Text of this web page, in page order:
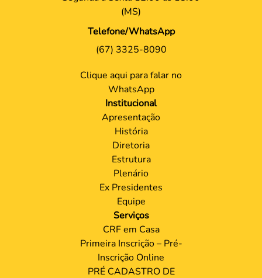
(MS)
Telefone/WhatsApp
(67) 3325-8090
Clique aqui para falar no
WhatsApp
Institucional
Apresentação
História
Diretoria
Estrutura
Plenário
Ex Presidentes
Equipe
Serviços
CRF em Casa
Primeira Inscrição – Pré-
Inscrição Online
PRÉ CADASTRO DE